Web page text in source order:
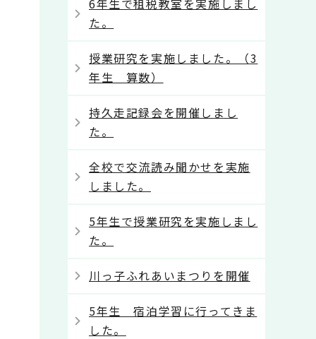
6年生で租税教室を実施しまし
た。
授業研究を実施しました。（3
年生 算数）
持久走記録会を開催しまし
た。
全校で交流読み聞かせを実施
しました。
5年生で授業研究を実施しまし
た。
川っ子ふれあいまつりを開催
5年生 宿泊学習に行ってきま
した。